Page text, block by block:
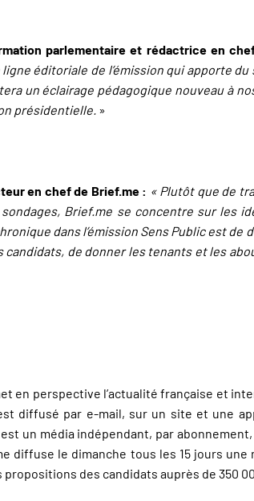
parlementaire et rédactrice en
éditoriale de l’émission qui apporte
un éclairage pédagogique nouveau à
présidentielle. »
en chef de Brief.me : « Plutôt que de
Brief.me se concentre sur les
dans l’émission Sens Public est de
de donner les tenants et les
en perspective l’actualité française et
diffusé par e-mail, sur un site et une
un média indépendant, par
diffuse le dimanche tous les 15 jours
des candidats auprès de 350